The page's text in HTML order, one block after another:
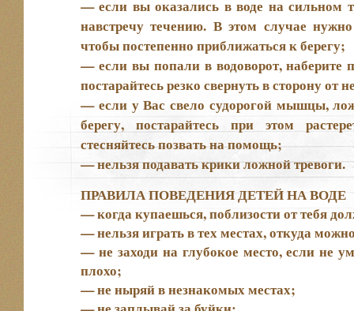
— если вы оказались в воде на сильном
навстречу течению. В этом случае
чтобы постепенно приближаться к берегу;
— если вы попали в водоворот, наберите
постарайтесь резко свернуть в сторону от
— если у Вас свело судорогой мышцы,
берегу, постарайтесь при этом
стесняйтесь позвать на помощь;
— нельзя подавать крики ложной тревоги.
ПРАВИЛА ПОВЕДЕНИЯ ДЕТЕЙ НА ВОДЕ
— когда купаешься, поблизости от тебя
— нельзя играть в тех местах, откуда
— не заходи на глубокое место, если не
плохо;
— не ныряй в незнакомых местах;